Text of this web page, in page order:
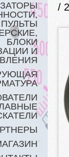
ПУЛЬТЫ
БЛОКИ
И
/